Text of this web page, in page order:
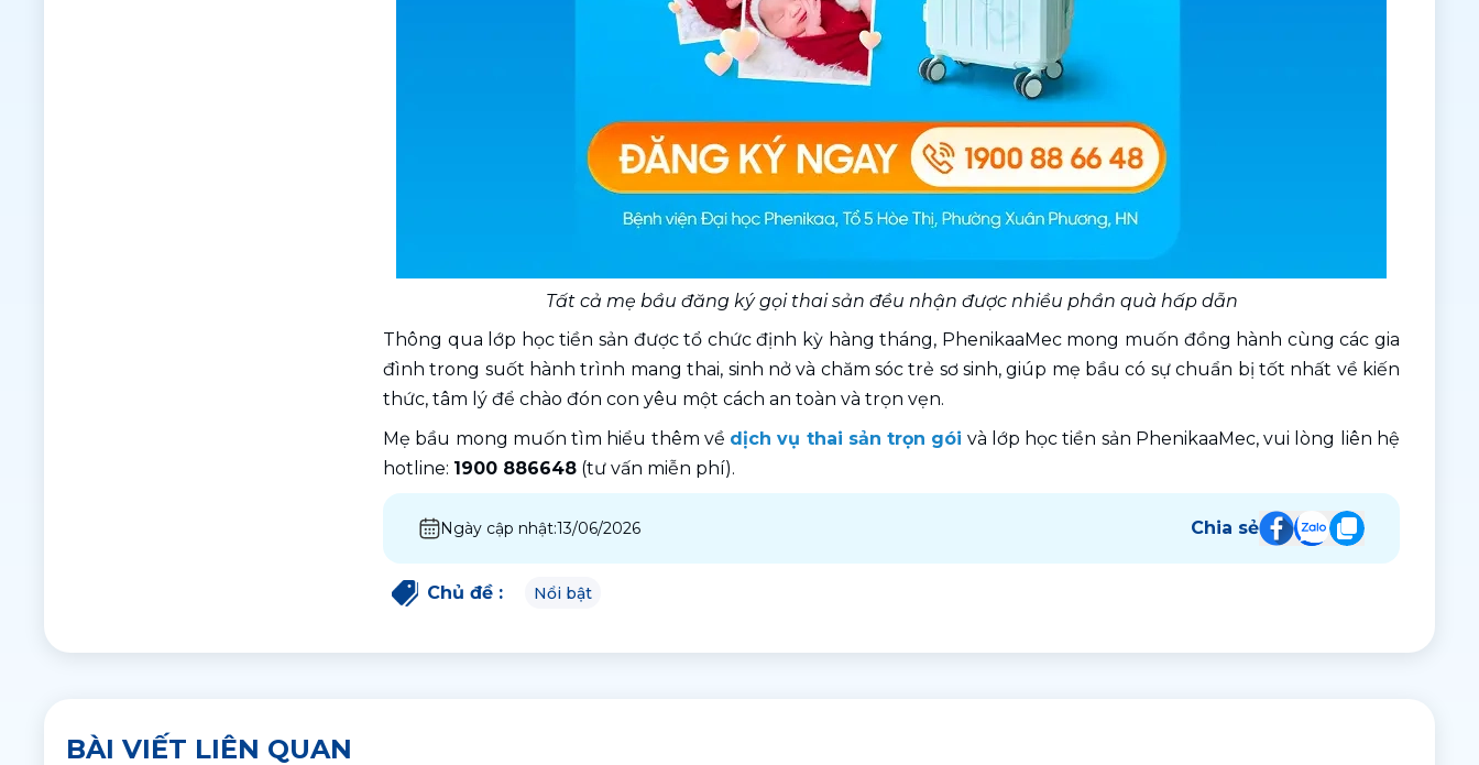
Tất cả mẹ bầu đăng ký gọi thai sản đều nhận được nhiều phần quà hấp dẫn
Thông qua lớp học tiền sản được tổ chức định kỳ hàng tháng, PhenikaaMec mong muốn đồng hành cùng các gia
đình trong suốt hành trình mang thai, sinh nở và chăm sóc trẻ sơ sinh, giúp mẹ bầu có sự chuẩn bị tốt nhất về kiến
thức, tâm lý để chào đón con yêu một cách an toàn và trọn vẹn.
Mẹ bầu mong muốn tìm hiểu thêm về dịch vụ thai sản trọn gói và lớp học tiền sản PhenikaaMec, vui lòng liên hệ
hotline: 1900 886648 (tư vấn miễn phí).
Ngày cập nhật:13/06/2026 Chia sẻ
Chủ đề : Nổi bật
BÀI VIẾT LIÊN QUAN